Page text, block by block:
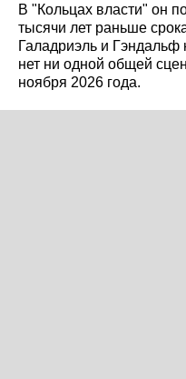
В "Кольцах власти" он
тысячи лет раньше
Галадриэль и Гэндальф
нет ни одной общей
ноября 2026 года.